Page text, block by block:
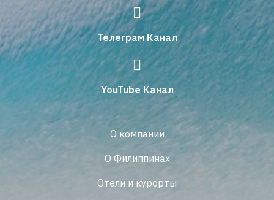
Телеграм Канал
YouTube Канал
О компании
О Филиппинах
Отели и курорты